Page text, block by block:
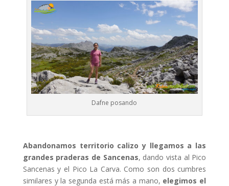
Dafne posando
Abandonamos territorio calizo y llegamos a las
grandes praderas de Sancenas, dando vista al Pico
Sancenas y el Pico La Carva. Como son dos cumbres
similares y la segunda está más a mano, elegimos el